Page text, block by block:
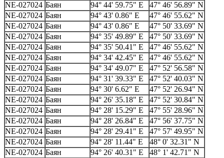
NE-027024 Баян 94° 44' 59.75" E
47° 46' 56.89" N
NE-027024 Баян 94° 43' 0.86" E
47° 46' 55.62" N
NE-027024 Баян 94° 43' 0.86" E
47° 50' 33.69" N
NE-027024 Баян 94° 35' 49.89" E
47° 50' 33.69" N
NE-027024 Баян 94° 35' 50.41" E
47° 46' 55.62" N
NE-027024 Баян 94° 34' 42.45" E
47° 46' 55.62" N
NE-027024 Баян 94° 34' 49.07" E
47° 52' 56.58" N
NE-027024 Баян 94° 31' 39.33" E
47° 52' 40.03" N
NE-027024 Баян 94° 30' 6.62" E
47° 52' 26.94" N
NE-027024 Баян 94° 26' 35.18" E
47° 52' 30.84" N
NE-027024 Баян 94° 28' 15.29" E
47° 55' 28.96" N
NE-027024 Баян 94° 28' 26.84" E
47° 56' 37.75" N
NE-027024 Баян 94° 28' 29.41" E
47° 57' 49.95" N
NE-027024 Баян 94° 28' 11.44" E
48° 0' 32.31" N
NE-027024 Баян 94° 26' 40.31" E
48° 1' 42.71" N